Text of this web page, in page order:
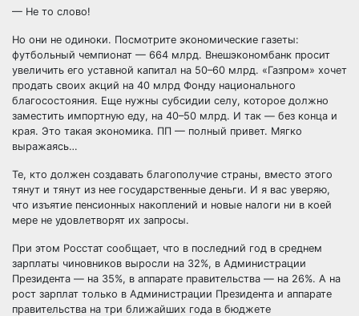
— Не то слово!
Но они не одиноки. Посмотрите экономические газеты:
футбольный чемпионат — 664 млрд. Внешэкономбанк просит
увеличить его уставной капитал на 50–60 млрд. «Газпром» хочет
продать своих акций на 40 млрд Фонду национального
благосостояния. Еще нужны субсидии селу, которое должно
заместить импортную еду, на 40–50 млрд. И так — без конца и
края. Это такая экономика. ПП — полный привет. Мягко
выражаясь…
Те, кто должен создавать благополучие страны, вместо этого
тянут и тянут из нее государственные деньги. И я вас уверяю,
что изъятие пенсионных накоплений и новые налоги ни в коей
мере не удовлетворят их запросы.
При этом Росстат сообщает, что в последний год в среднем
зарплаты чиновников выросли на 32%, в Администрации
Президента — на 35%, в аппарате правительства — на 26%. А на
рост зарплат только в Администрации Президента и аппарате
правительства на три ближайших года в бюджете